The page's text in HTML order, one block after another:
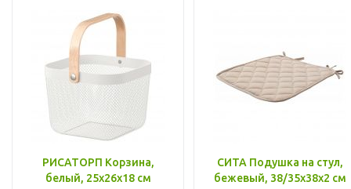
РИСАТОРП Корзина,
белый, 25x26x18 см
СИТА Подушка на стул,
бежевый, 38/35x38x2 см